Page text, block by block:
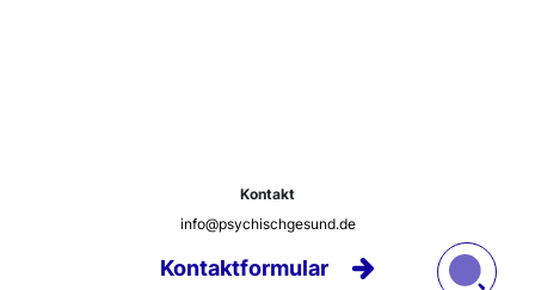
Kontakt
info@psychischgesund.de
Kontaktformular